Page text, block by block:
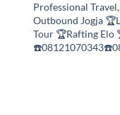
Professional Travel,
Outbound Jogja
Tour🏆Rafting Elo